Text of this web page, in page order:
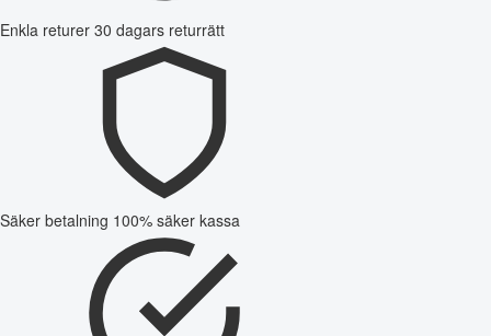
Enkla returer 30 dagars returrätt
Säker betalning 100% säker kassa